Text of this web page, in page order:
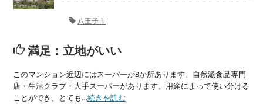
八王子市
満足：立地がいい
このマンション近辺にはスーパーが3か所あります。自然派食品専門
店・生活クラブ・大手スーパーがあります。用途によって使い分ける
ことができ、とても…続きを読む